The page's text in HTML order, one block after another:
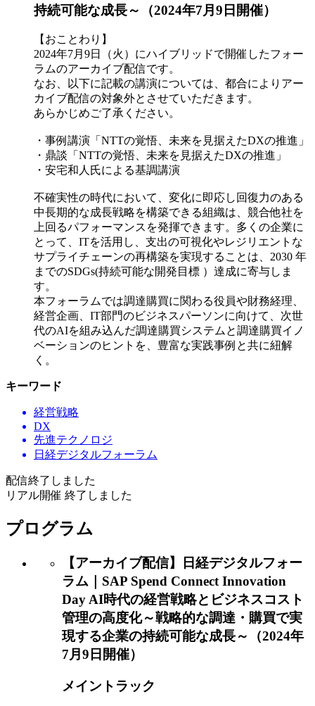
持続可能な成長～（2024年7月9日開催）
【おことわり】
2024年7月9日（火）にハイブリッドで開催したフォー
ラムのアーカイブ配信です。
なお、以下に記載の講演については、都合によりアー
カイブ配信の対象外とさせていただきます。
あらかじめご了承ください。
・事例講演「NTTの覚悟、未来を見据えたDXの推進」
・鼎談「NTTの覚悟、未来を見据えたDXの推進」
・安宅和人氏による基調講演
不確実性の時代において、変化に即応し回復力のある
中長期的な成長戦略を構築できる組織は、競合他社を
上回るパフォーマンスを発揮できます。多くの企業に
とって、ITを活用し、支出の可視化やレジリエントな
サプライチェーンの再構築を実現することは、2030 年
までのSDGs(持続可能な開発目標 ）達成に寄与しま
す。
本フォーラムでは調達購買に関わる役員や財務経理、
経営企画、IT部門のビジネスパーソンに向けて、次世
代のAIを組み込んだ調達購買システムと調達購買イノ
ベーションのヒントを、豊富な実践事例と共に紐解
く。
キーワード
経営戦略
DX
先進テクノロジ
日経デジタルフォーラム
配信終了しました
リアル開催 終了しました
プログラム
【アーカイブ配信】日経デジタルフォー
ラム｜SAP Spend Connect Innovation
Day AI時代の経営戦略とビジネスコスト
管理の高度化～戦略的な調達・購買で実
現する企業の持続可能な成長～（2024年
7月9日開催）
メイントラック